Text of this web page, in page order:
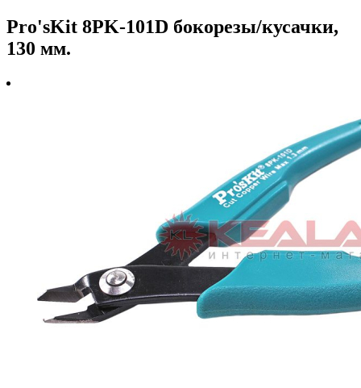
Pro'sKit 8PK-101D бокорезы/кусачки,
130 мм.